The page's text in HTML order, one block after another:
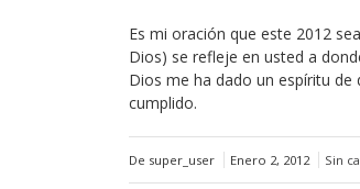
Es mi oración que este 2012
Dios) se refleje en usted a
Dios me ha dado un espíritu
cumplido.
De super_user Enero 2, 2012 Sin